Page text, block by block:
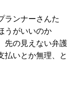
ランナーさんた
うがいいのか
先の見えない弁護
払いとか無理、と